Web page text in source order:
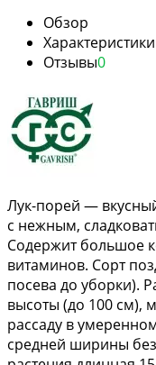
Обзор
Характеристики
Отзывы0
Лук-порей —
с нежным,
Содержит большое
витаминов. Сорт
посева до уборки).
высоты (до 100 см),
рассаду в
средней ширины